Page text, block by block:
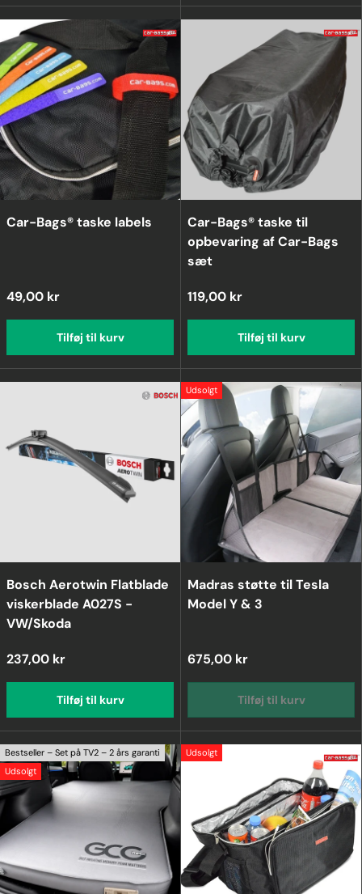
Car-Bags® taske labels
49,00 kr
Tilføj til kurv
Car-Bags® taske til
opbevaring af Car-Bags
sæt
119,00 kr
Tilføj til kurv
Bosch Aerotwin Flatblade
viskerblade A027S -
VW/Skoda
237,00 kr
Tilføj til kurv
Udsolgt
Madras støtte til Tesla
Model Y & 3
675,00 kr
Tilføj til kurv
Bestseller – Set på TV2 – 2 års garanti
Udsolgt
Udsolgt